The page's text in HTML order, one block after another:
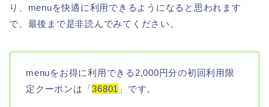
り、menuを快適に利用できるようになると思われます
で、最後まで是非読んでみてください。
menuをお得に利用できる2,000円分の初回利用限
定クーポンは「36801 」です。